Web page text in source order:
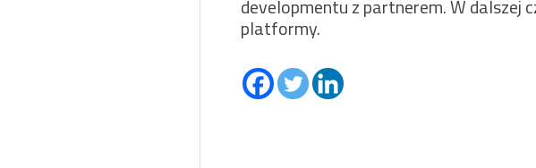
developmentu z partnerem. W dalszej
platformy.